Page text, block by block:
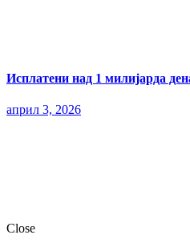
Исплатени над 1 милијарда
април 3, 2026
Close